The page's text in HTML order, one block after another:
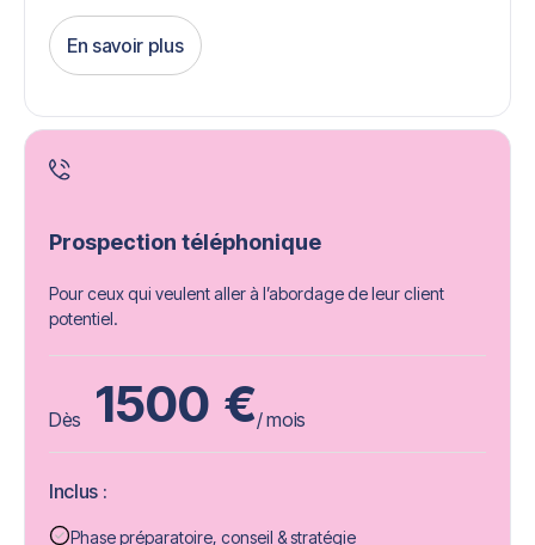
En savoir plus
Get Started
Prospection téléphonique
Pour ceux qui veulent aller à l’abordage de leur client
potentiel.
Dès 1500 €/ mois
Inclus :
Phase préparatoire, conseil & stratégie